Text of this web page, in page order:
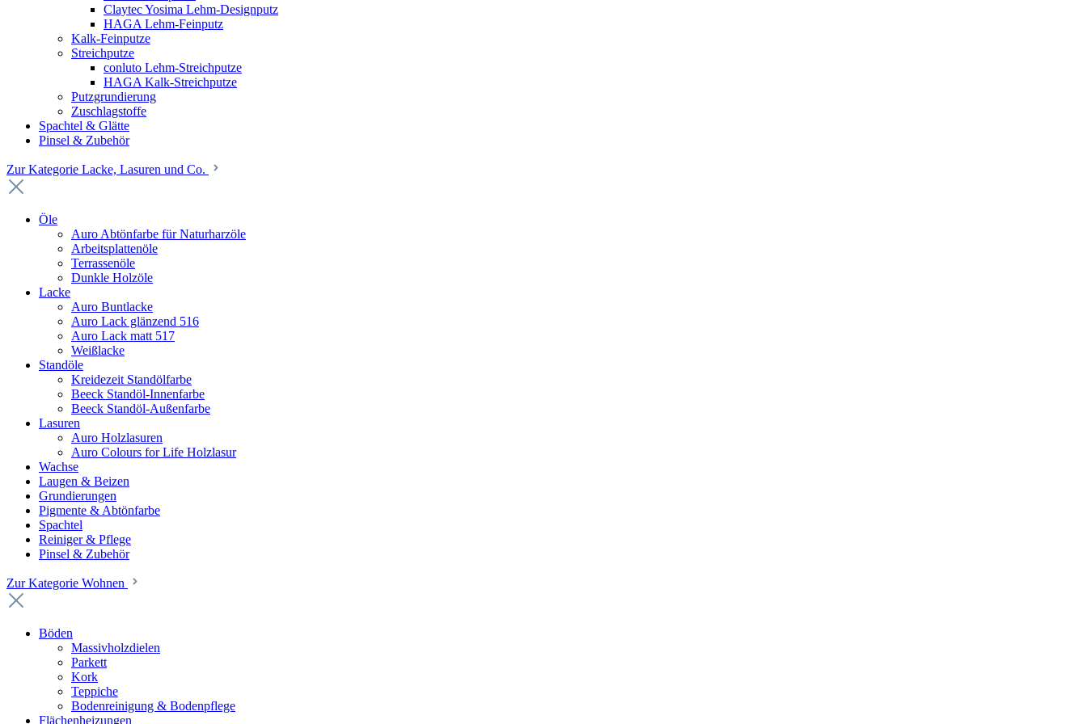
Claytec Yosima Lehm-Designputz
HAGA Lehm-Feinputz
Kalk-Feinputze
Streichputze
conluto Lehm-Streichputze
HAGA Kalk-Streichputze
Putzgrundierung
Zuschlagstoffe
Spachtel & Glätte
Pinsel & Zubehör
Zur Kategorie Lacke, Lasuren und Co.
Öle
Auro Abtönfarbe für Naturharzöle
Arbeitsplattenöle
Terrassenöle
Dunkle Holzöle
Lacke
Auro Buntlacke
Auro Lack glänzend 516
Auro Lack matt 517
Weißlacke
Standöle
Kreidezeit Standölfarbe
Beeck Standöl-Innenfarbe
Beeck Standöl-Außenfarbe
Lasuren
Auro Holzlasuren
Auro Colours for Life Holzlasur
Wachse
Laugen & Beizen
Grundierungen
Pigmente & Abtönfarbe
Spachtel
Reiniger & Pflege
Pinsel & Zubehör
Zur Kategorie Wohnen
Böden
Massivholzdielen
Parkett
Kork
Teppiche
Bodenreinigung & Bodenpflege
Flächenheizungen